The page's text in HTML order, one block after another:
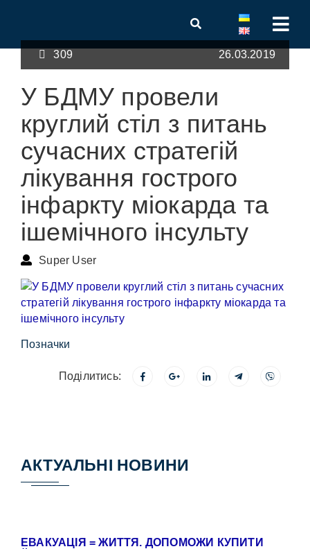
309 26.03.2019
У БДМУ провели
круглий стіл з питань
сучасних стратегій
лікування гострого
інфаркту міокарда та
ішемічного інсульту
Super User
Позначки
Поділитись:
АКТУАЛЬНІ НОВИНИ
ЕВАКУАЦІЯ = ЖИТТЯ. ДОПОМОЖИ КУПИТИ